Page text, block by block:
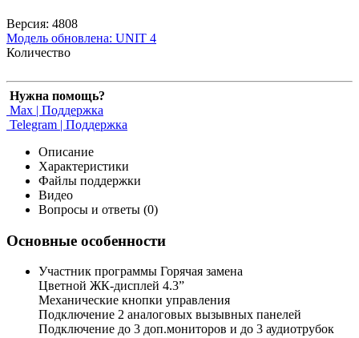
Версия: 4808
Модель обновлена: UNIT 4
Количество
Нужна помощь?
Max | Поддержка
Telegram | Поддержка
Описание
Характеристики
Файлы поддержки
Видео
Вопросы и ответы (0)
Основные особенности
Участник программы Горячая замена
Цветной ЖК-дисплей 4.3”
Механические кнопки управления
Подключение 2 аналоговых вызывных панелей
Подключение до 3 доп.мониторов и до 3 аудиотрубок